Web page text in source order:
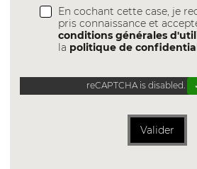
En cochant cette case, je
pris connaissance et
conditions générales
la politique de
reCAPTCHA is disabled.
Valider